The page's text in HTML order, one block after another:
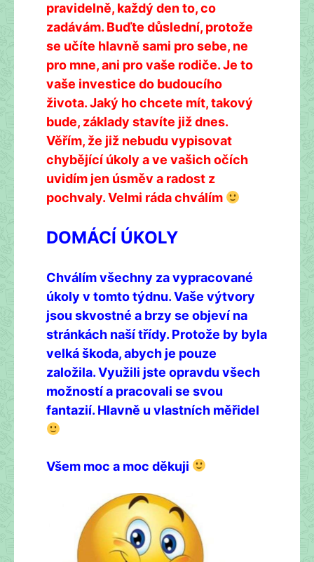
pravidelně, každý den to, co
zadávám. Buďte důslední, protože
se učíte hlavně sami pro sebe, ne
pro mne, ani pro vaše rodiče. Je to
vaše investice do budoucího
života. Jaký ho chcete mít, takový
bude, základy stavíte již dnes.
Věřím, že již nebudu vypisovat
chybějící úkoly a ve vašich očích
uvidím jen úsměv a radost z
pochvaly. Velmi ráda chválím
DOMÁCÍ ÚKOLY
Chválím všechny za vypracované
úkoly v tomto týdnu. Vaše výtvory
jsou skvostné a brzy se objeví na
stránkách naší třídy. Protože by byla
velká škoda, abych je pouze
založila. Využili jste opravdu všech
možností a pracovali se svou
fantazií. Hlavně u vlastních měřidel
Všem moc a moc děkuji